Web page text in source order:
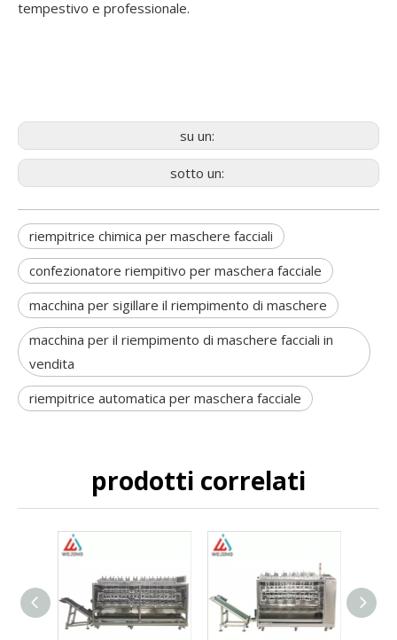
tempestivo e professionale.
su un:
sotto un:
riempitrice chimica per maschere facciali
confezionatore riempitivo per maschera facciale
macchina per sigillare il riempimento di maschere
macchina per il riempimento di maschere facciali in
vendita
riempitrice automatica per maschera facciale
prodotti correlati